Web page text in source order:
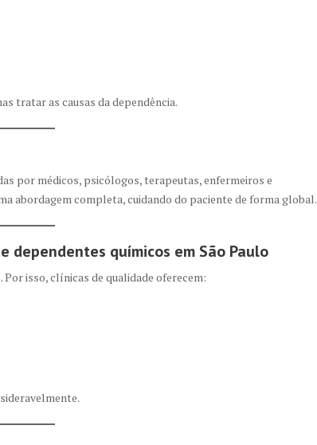
tratar as causas da dependência.
por médicos, psicólogos, terapeutas, enfermeiros e
abordagem completa, cuidando do paciente de forma global.
dependentes químicos em São Paulo
isso, clínicas de qualidade oferecem: